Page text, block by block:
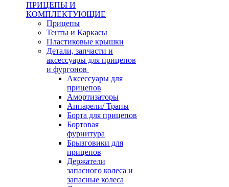
ПРИЦЕПЫ И
КОМПЛЕКТУЮЩИЕ
Прицепы
Тенты и Каркасы
Пластиковые крышки
Детали, запчасти и
аксессуары для прицепов
и фургонов
Аксессуары для
прицепов
Амортизаторы
Аппарели/ Трапы
Борта для прицепов
Бортовая
фурнитура
Брызговики для
прицепов
Держатели
запасного колеса и
запасные колеса